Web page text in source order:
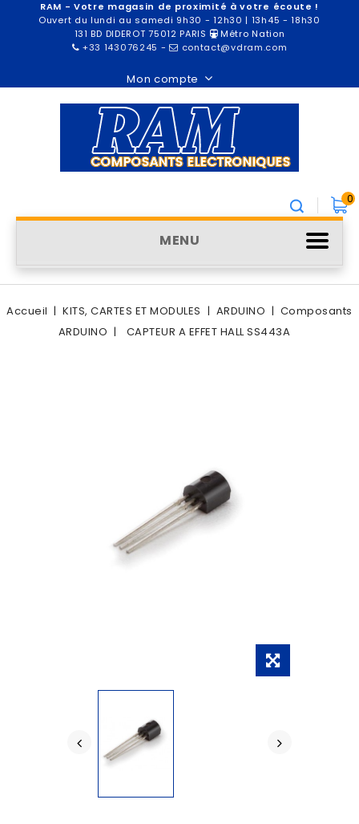
RAM - Votre magasin de proximité à votre écoute !
Ouvert du lundi au samedi 9h30 - 12h30 | 13h45 - 18h30
131 BD DIDEROT 75012 PARIS
Métro Nation
+33 143076245 - contact@vdram.com
Mon compte
0
MENU
Accueil KITS, CARTES ET MODULES ARDUINO
Composants
ARDUINO
CAPTEUR A EFFET HALL SS443A